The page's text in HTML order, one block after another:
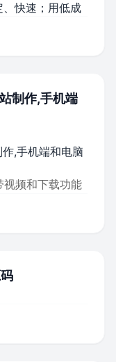
、快速；用低成
制作,手机端
,手机端和电脑
视频和下载功能